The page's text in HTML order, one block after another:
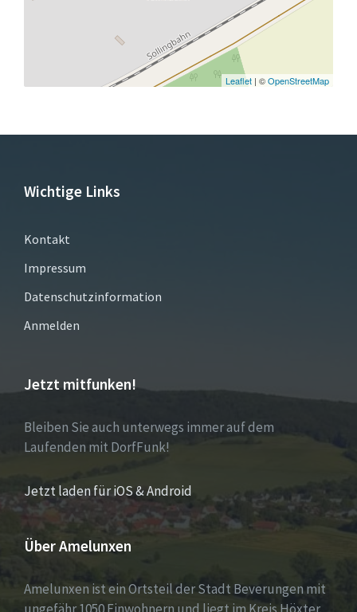
Leaflet | ©OpenStreetMap
Wichtige Links
Kontakt
Impressum
Datenschutzinformation
Anmelden
Jetzt mitfunken!
Bleiben Sie auch unterwegs immer auf dem
Laufenden mit DorfFunk!
Jetzt laden für iOS & Android
Über Amelunxen
Amelunxen ist ein Ortsteil der Stadt Beverungen mit